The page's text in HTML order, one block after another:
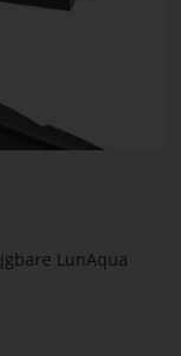
LunAqua